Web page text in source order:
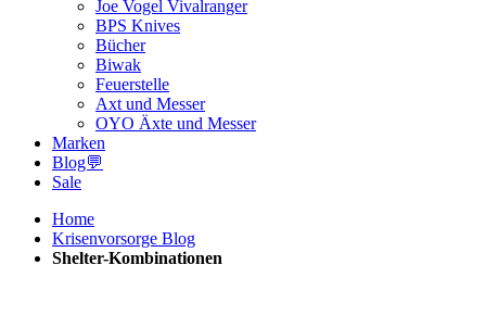
Joe Vogel Vivalranger
BPS Knives
Bücher
Biwak
Feuerstelle
Axt und Messer
OYO Äxte und Messer
Marken
Blog💬
Sale
Home
Krisenvorsorge Blog
Shelter-Kombinationen